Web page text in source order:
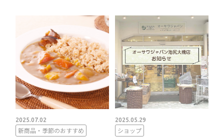
2025.07.02
新商品・季節のおすすめ
2025.05.29
ショップ